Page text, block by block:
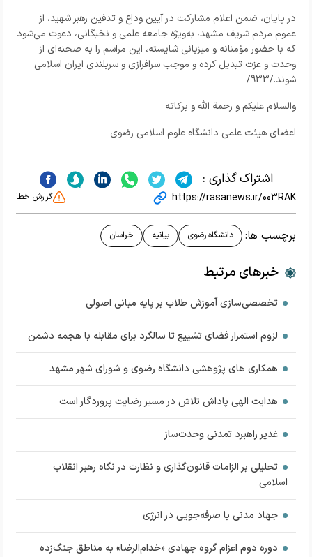
در پایان، ضمن اعلام مشارکت در آیین وداع و تدفین رهبر شهید، از
عموم مردم شریف مشهد، به‌ویژه جامعه علمی و نخبگانی، دعوت می‌شود
که با حضور مؤمنانه و میزبانی شایسته، این مراسم را به صحنه‌ای از
وحدت و عزت تبدیل کرده و موجب سرافرازی و سربلندی ایران اسلامی
شوند./933/
والسلام علیکم و رحمة الله و برکاته
اعضای هیئت علمی دانشگاه علوم اسلامی رضوی
اشتراک گذاری :
https://rasanews.ir/003RAK گزارش خطا
برچسب ها: دانشگاه رضوی بیانیه خراسان
خبرهای مرتبط
تخصصی‌سازی آموزش طلاب بر پایه مبانی اصولی
لزوم استمرار فضای تشییع تا سالگرد برای مقابله با هجمه دشمن
همکاری های پژوهشی دانشگاه رضوی و شورای شهر مشهد
هدایت الهی پاداش تلاش در مسیر رضایت پروردگار است
غدیر راهبرد تمدنی وحدت‌ساز
تحلیلی بر الزامات قانون‌گذاری و نظارت در نگاه رهبر انقلاب
اسلامی
جهاد مدنی با صرفه‌جویی در انرژی
دوره دوم اعزام گروه جهادی «خدام‌الرضا» به مناطق جنگ‌زده